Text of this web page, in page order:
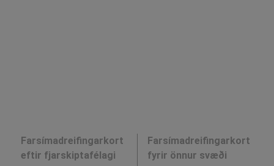
Farsímadreifingarkort
eftir fjarskiptafélagi
Farsímadreifingarkort
fyrir önnur svæði